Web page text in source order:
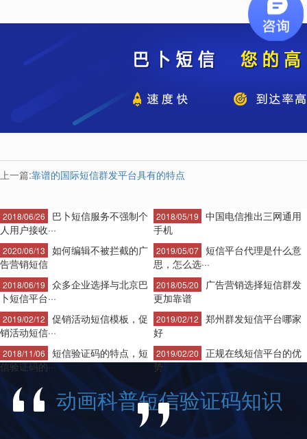
上一篇:靠谱的国际短信群发平台具有的特点
2018/06/26
巴卜短信服务不强制个
人用户接收···
2020/06/13
如何编辑不被拦截的广
告营销短信
2018/06/19
众多企业选择与北京巴
卜短信平台···
2019/02/12
促销活动短信模板，促
销活动短信···
2018/11/06
短信验证码的特点，短
信验证码的···
2018/05/19
中国电信推出三网通用
手机
2019/05/07 短信平台代理是什么意
思，怎么选···
2018/05/20
广告营销选择短信群发
更加靠谱
2019/02/12
郑州群发短信平台哪家
好
2019/02/20
正规在线短信平台的优
势
动画科普短信验证码知识